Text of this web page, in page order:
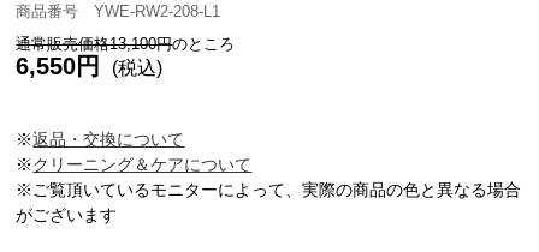
商品番号 YWE-RW2-208-L1
通常販売価格13,100円のところ
6,550円 (税込)
※返品・交換について
※クリーニング＆ケアについて
※ご覧頂いているモニターによって、実際の商品の色と異なる場合
がございます